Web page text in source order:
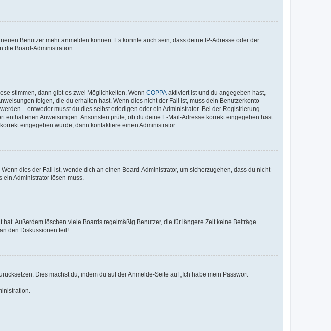
Benutzer mehr anmelden können. Es könnte auch sein, dass deine IP-Adresse oder der
die Board-Administration.
stimmen, dann gibt es zwei Möglichkeiten. Wenn COPPA aktiviert ist und du angegeben hast,
folgen, die du erhalten hast. Wenn dies nicht der Fall ist, muss dein Benutzerkonto
– entweder musst du dies selbst erledigen oder ein Administrator. Bei der Registrierung
Anweisungen. Ansonsten prüfe, ob du deine E-Mail-Adresse korrekt eingegeben hast
eingegeben wurde, dann kontaktiere einen Administrator.
dies der Fall ist, wende dich an einen Board-Administrator, um sicherzugehen, dass du nicht
Administrator lösen muss.
Außerdem löschen viele Boards regelmäßig Benutzer, die für längere Zeit keine Beiträge
den Diskussionen teil!
Dies machst du, indem du auf der Anmelde-Seite auf „Ich habe mein Passwort